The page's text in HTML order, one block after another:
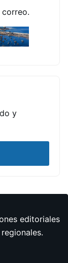
y
editoriales